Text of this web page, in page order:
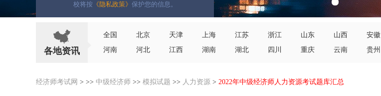
校将按 《隐私政策》 保护您的信息。
各地资讯
全国 北京 天津 上海 江苏 浙江 山东 山西 安徽
河南
河北 江西 湖南 湖北 四川 重庆 云南 贵州
经济师考试网 > >> 中级经济师 >> 模拟试题 >> 人力资源 > 2022年中级经济师人力资源考试题库汇总